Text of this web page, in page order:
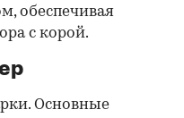
обеспечивая
с корой.
Основные